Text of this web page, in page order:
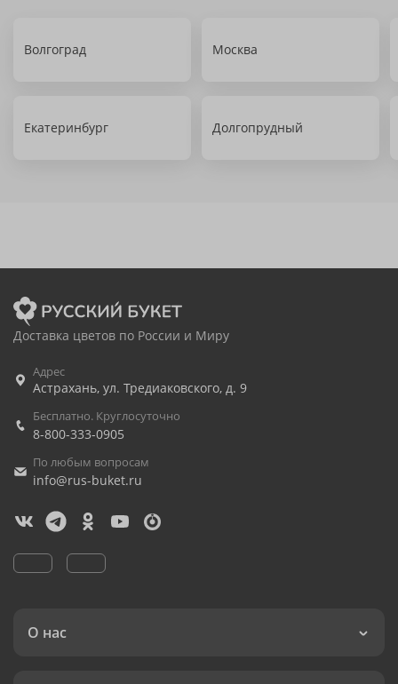
Волгоград Москва
Екатеринбург Долгопрудный
Доставка цветов по России и Миру
Адрес
Астрахань, ул. Тредиаковского, д. 9
Бесплатно. Круглосуточно
8-800-333-0905
По любым вопросам
info@rus-buket.ru
О нас